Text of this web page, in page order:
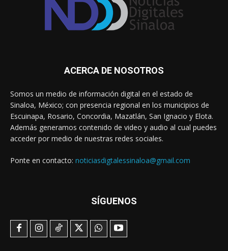
ACERCA DE NOSOTROS
Somos un medio de información digital en el estado de
Sinaloa, México; con presencia regional en los municipios de
Escuinapa, Rosario, Concordia, Mazatlán, San Ignacio y Elota.
Además generamos contenido de video y audio al cual puedes
acceder por medio de nuestras redes sociales.
Ponte en contacto: noticiasdigtalessinaloa@gmail.com
SÍGUENOS